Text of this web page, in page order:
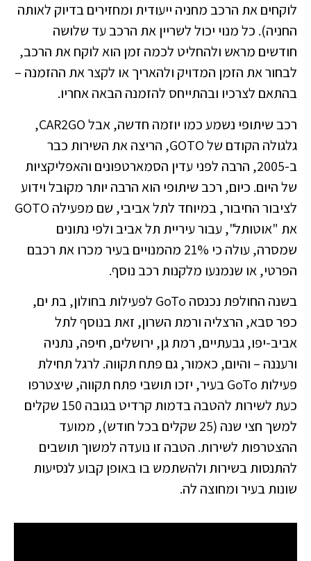
לוקחים את הרכב מחניה ייעודית ומחזירים בדיוק לאותה
החניה). כל מנוי יכול לשריין את הרכב עד שלושה
חודשים מראש ולהחליט לכמה זמן הוא לוקח את הרכב,
לבחור את הזמן המדויק ולהאריך או לקצר את ההזמנה –
בהתאם לצרכיו ובהתייחס להזמנה הבאה אחריו.
רכב שיתופי נשמע כמו יוזמה חדשה, אבל CAR2GO,
גלגולה הקודם של GOTO, הריצה את השירות כבר
ב-2005, הרבה לפני עדין הסמארטפונים והאפליקציות
של היום. כיום, רכב שיתופי הוא הרבה יותר מקובל וידוע
לציבור החיבור, במיוחד לתל אביבי, שם מפעילה GOTO
את "אוטותל", עבור עיריית תל אביב ולפי נתונים
שמסרה, עולה כי 21% מהמנויים בעיר מכרו את רכבם
הפרטי, או שנמנעו מלקנות רכב נוסף.
בשנה החולפת נכנסה GoTo לפעילות בחולון, בת ים,
כפר סבא, הרצליה ורמת השרון, זאת בנוסף לתל
אביב-יפו, גבעתיים, רמת גן, ירושלים, חיפה, נתניה
ורעננה – והיום, כאמור, גם פתח תקווה. לרגל תחילת
פעילות GoTo בעיר, יזכו תושבי פתח תקווה, שיצטרפו
כעת לשירות להטבה בדמות קרדיט בגובה 150 שקלים
למשך חצי שנה (25 שקלים בכל חודש), ממועד
ההצטרפות לשירות. הטבה זו נועדה למשוך תושבים
להתנסות בשירות ולהשתמש בו באופן קבוע לנסיעות
שונות בעיר ומחוצה לה.